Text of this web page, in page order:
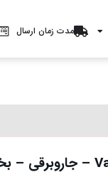
مدت زمان ارسال